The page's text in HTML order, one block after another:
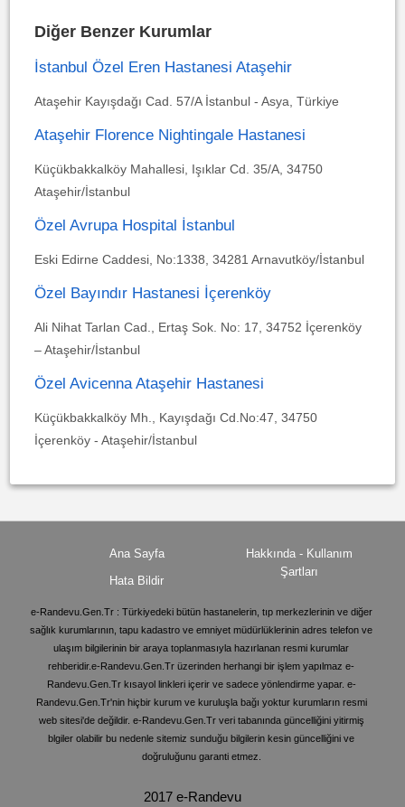
Diğer Benzer Kurumlar
İstanbul Özel Eren Hastanesi Ataşehir
Ataşehir Kayışdağı Cad. 57/A İstanbul - Asya, Türkiye
Ataşehir Florence Nightingale Hastanesi
Küçükbakkalköy Mahallesi, Işıklar Cd. 35/A, 34750
Ataşehir/İstanbul
Özel Avrupa Hospital İstanbul
Eski Edirne Caddesi, No:1338, 34281 Arnavutköy/İstanbul
Özel Bayındır Hastanesi İçerenköy
Ali Nihat Tarlan Cad., Ertaş Sok. No: 17, 34752 İçerenköy
– Ataşehir/İstanbul
Özel Avicenna Ataşehir Hastanesi
Küçükbakkalköy Mh., Kayışdağı Cd.No:47, 34750
İçerenköy - Ataşehir/İstanbul
Ana Sayfa
Hakkında - Kullanım
Şartları
Hata Bildir
e-Randevu.Gen.Tr : Türkiyedeki bütün hastanelerin, tıp merkezlerinin ve diğer
sağlık kurumlarının, tapu kadastro ve emniyet müdürlüklerinin adres telefon ve
ulaşım bilgilerinin bir araya toplanmasıyla hazırlanan resmi kurumlar
rehberidir.e-Randevu.Gen.Tr üzerinden herhangi bir işlem yapılmaz e-
Randevu.Gen.Tr kısayol linkleri içerir ve sadece yönlendirme yapar. e-
Randevu.Gen.Tr'nin hiçbir kurum ve kuruluşla bağı yoktur kurumların resmi
web sitesi'de değildir. e-Randevu.Gen.Tr veri tabanında güncelliğini yitirmiş
blgiler olabilir bu nedenle sitemiz sunduğu bilgilerin kesin güncelliğini ve
doğruluğunu garanti etmez.
2017 e-Randevu